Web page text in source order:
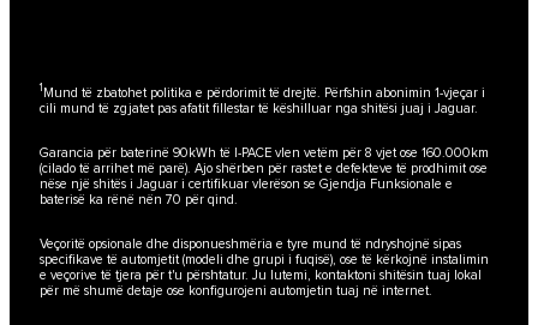
1Mund të zbatohet politika e përdorimit të drejtë. Përfshin abonimin 1-vjeçar i
cili mund të zgjatet pas afatit fillestar të këshilluar nga shitësi juaj i Jaguar.
Garancia për baterinë 90kWh të I-PACE vlen vetëm për 8 vjet ose 160.000km
(cilado të arrihet më parë). Ajo shërben për rastet e defekteve të prodhimit ose
nëse një shitës i Jaguar i certifikuar vlerëson se Gjendja Funksionale e
baterisë ka rënë nën 70 për qind.
Veçoritë opsionale dhe disponueshmëria e tyre mund të ndryshojnë sipas
specifikave të automjetit (modeli dhe grupi i fuqisë), ose të kërkojnë instalimin
e veçorive të tjera për t'u përshtatur. Ju lutemi, kontaktoni shitësin tuaj lokal
për më shumë detaje ose konfigurojeni automjetin tuaj në internet.